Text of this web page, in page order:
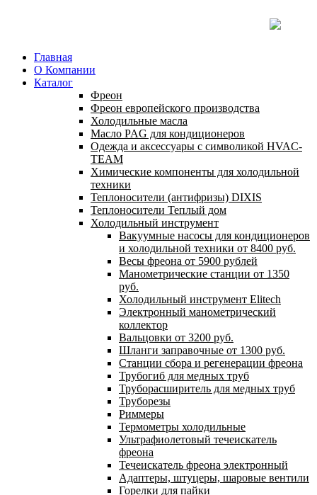
Главная
О Компании
Каталог
Фреон
Фреон европейского производства
Холодильные масла
Масло PAG для кондиционеров
Одежда и аксессуары с символикой HVAC-
TEAM
Химические компоненты для холодильной
техники
Теплоносители (антифризы) DIXIS
Теплоносители Теплый дом
Холодильный инструмент
Вакуумные насосы для кондиционеров
и холодильной техники от 8400 руб.
Весы фреона от 5900 рублей
Манометрические станции от 1350
руб.
Холодильный инструмент Elitech
Электронный манометрический
коллектор
Вальцовки от 3200 руб.
Шланги заправочные от 1300 руб.
Станции сбора и регенерации фреона
Трубогиб для медных труб
Труборасширитель для медных труб
Труборезы
Риммеры
Термометры холодильные
Ультрафиолетовый течеискатель
фреона
Течеискатель фреона электронный
Адаптеры, штуцеры, шаровые вентили
Горелки для пайки